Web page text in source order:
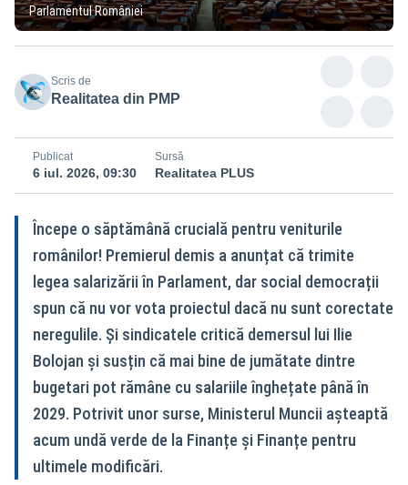
Parlamentul României
Scris de
Realitatea din PMP
Publicat
6 iul. 2026, 09:30
Sursă
Realitatea PLUS
Începe o săptămână crucială pentru veniturile
românilor! Premierul demis a anunțat că trimite
legea salarizării în Parlament, dar social democrații
spun că nu vor vota proiectul dacă nu sunt corectate
neregulile. Și sindicatele critică demersul lui Ilie
Bolojan și susțin că mai bine de jumătate dintre
bugetari pot rămâne cu salariile înghețate până în
2029. Potrivit unor surse, Ministerul Muncii așteaptă
acum undă verde de la Finanțe și Finanțe pentru
ultimele modificări.